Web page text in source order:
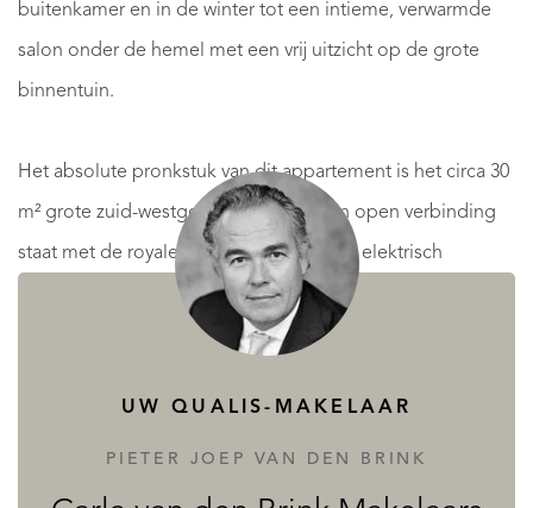
buitenkamer en in de winter tot een intieme, verwarmde
salon onder de hemel met een vrij uitzicht op de grote
binnentuin.
Het absolute pronkstuk van dit appartement is het circa 30
m² grote zuid-westgerichte terras dat in open verbinding
staat met de royale woonkeuken via een elektrisch
aangestuurde glazen pui die zijn geheel omhoog kan. Via
een andere imposante glazen harmonica-schuifdeur
koele avonden verspreidt de gashaard een aangename
warmte over de patio, terwijl de robuuste bielzenvloer het
geheel een karakter geeft dat zowel stoer als verfijnd is.
UW QUALIS-MAKELAAR
PIETER JOEP VAN DEN BRINK